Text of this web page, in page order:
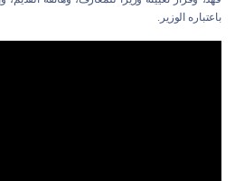
باعتباره الوزير.